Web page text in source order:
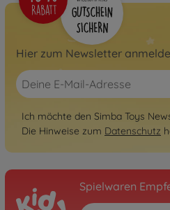
Hier zum Newsletter
Ich möchte den Simba Toys
Die Hinweise zum Datenschutz
Spielwaren